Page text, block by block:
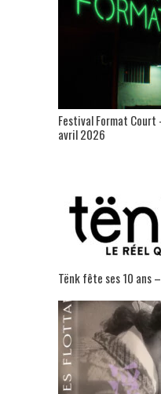
Festival Format
avril 2026
Tënk fête ses 10 ans